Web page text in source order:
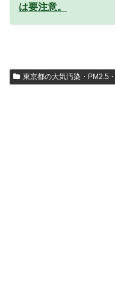
は要注意。
東京都の大気汚染・PM2.5